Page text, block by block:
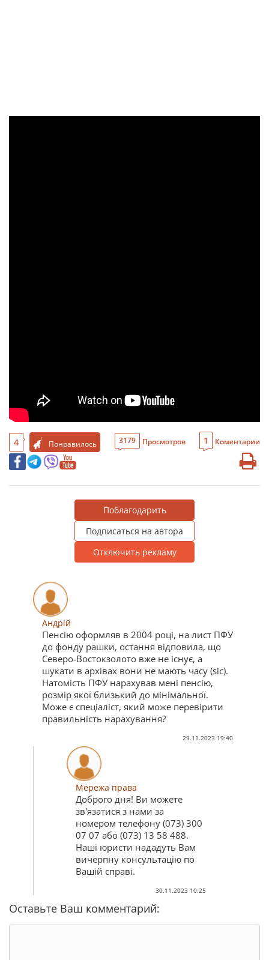
4 Понравилось 3179 Просмотров 1 Коментарии
Поблагодарить
Подписаться на автора
Отключить рекламу
Андрій
Пенсію оформляв в 2004 році, на лист ПФУ
до фонду рашки, остання відповила, що
Северо-Востокзолото вже не існує, а
шукати в архівах вони не мають часу (sic).
Натомість ПФУ нарахував мені пенсію,
розмір якої близький до мінімальної.
Може є cпеціаліст, який може перевірити
правильність нарахування?
29.11.2023 19:40
Мережа права
Доброго дня! Ви можете
зв'язатися з нами за
номером телефону (073) 300
07 07 або (073) 13 58 488.
Наші юристи нададуть Вам
вичерпну консультацію по
Вашій справі.
30.11.2023 10:25
Оставьте Ваш комментарий: